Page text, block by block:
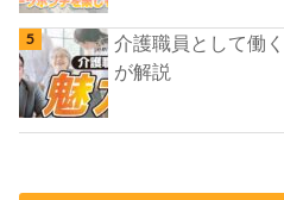
介護職員として働
が解説